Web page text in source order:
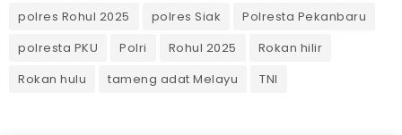
polres Rohul 2025
polres Siak
Polresta Pekanbaru
polresta PKU
Polri Rohul 2025
Rokan hilir
Rokan hulu
tameng adat Melayu TNI